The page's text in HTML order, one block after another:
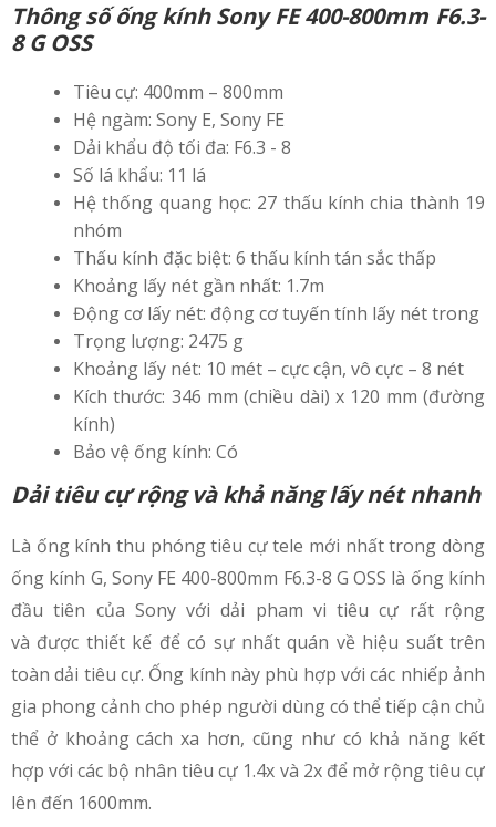
Thông số ống kính Sony FE 400-800mm F6.3-
8 G OSS
Tiêu cự: 400mm – 800mm
Hệ ngàm: Sony E, Sony FE
Dải khẩu độ tối đa: F6.3 - 8
Số lá khẩu: 11 lá
Hệ thống quang học: 27 thấu kính chia thành 19
nhóm
Thấu kính đặc biệt: 6 thấu kính tán sắc thấp
Khoảng lấy nét gần nhất: 1.7m
Động cơ lấy nét: động cơ tuyến tính lấy nét trong
Trọng lượng: 2475 g
Khoảng lấy nét: 10 mét – cực cận, vô cực – 8 nét
Kích thước: 346 mm (chiều dài) x 120 mm (đường
kính)
Bảo vệ ống kính: Có
Dải tiêu cự rộng và khả năng lấy nét nhanh
Là ống kính thu phóng tiêu cự tele mới nhất trong dòng
ống kính G, Sony FE 400-800mm F6.3-8 G OSS là ống kính
đầu tiên của Sony với dải pham vi tiêu cự rất rộng
và được thiết kế để có sự nhất quán về hiệu suất trên
toàn dải tiêu cự. Ống kính này phù hợp với các nhiếp ảnh
gia phong cảnh cho phép người dùng có thể tiếp cận chủ
thể ở khoảng cách xa hơn, cũng như có khả năng kết
hợp với các bộ nhân tiêu cự 1.4x và 2x để mở rộng tiêu cự
lên đến 1600mm.